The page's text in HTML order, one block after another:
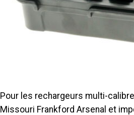
Pour les rechargeurs multi-
Missouri Frankford Arsenal et